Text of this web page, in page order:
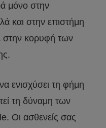
μόνο στην
και στην επιστήμη
στην κορυφή των
ενισχύσει τη φήμη
τη δύναμη των
Οι ασθενείς σας